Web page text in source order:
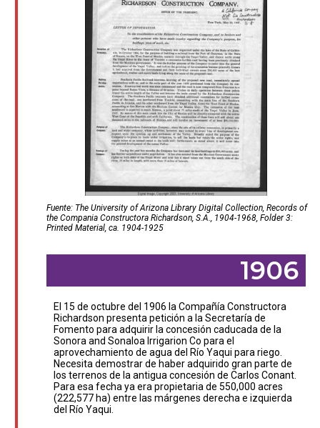
Fuente: The University of Arizona Library Digital Collection, Records of
the Compania Constructora Richardson, S.A., 1904-1968, Folder 3:
Printed Material, ca. 1904-1925
1906
El 15 de octubre del 1906 la Compañía Constructora
Richardson presenta petición a la Secretaría de
Fomento para adquirir la concesión caducada de la
Sonora and Sonaloa Irrigarion Co para el
aprovechamiento de agua del Río Yaqui para riego.
Necesita demostrar de haber adquirido gran parte de
los terrenos de la antigua concesión de Carlos Conant.
Para esa fecha ya era propietaria de 550,000 acres
(222,577 ha) entre las márgenes derecha e izquierda
del Río Yaqui.